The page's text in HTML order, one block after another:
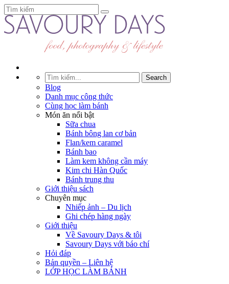
Blog
Danh mục công thức
Cùng học làm bánh
Món ăn nổi bật
Sữa chua
Bánh bông lan cơ bản
Flan/kem caramel
Bánh bao
Làm kem không cần máy
Kim chi Hàn Quốc
Bánh trung thu
Giới thiệu sách
Chuyên mục
Nhiếp ảnh – Du lịch
Ghi chép hàng ngày
Giới thiệu
Về Savoury Days & tôi
Savoury Days với báo chí
Hỏi đáp
Bản quyền – Liên hệ
LỚP HỌC LÀM BÁNH